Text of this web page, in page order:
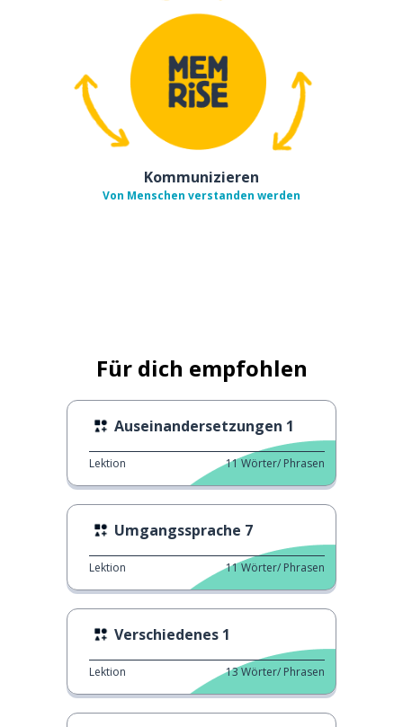
Kommunizieren
Von Menschen verstanden werden
Für dich empfohlen
Auseinandersetzungen 1
Lektion 11Wörter/ Phrasen
Umgangssprache 7
Lektion 11Wörter/ Phrasen
Verschiedenes 1
Lektion 13Wörter/ Phrasen